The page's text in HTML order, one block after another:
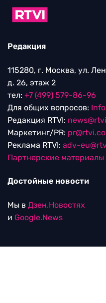
Редакция
115280, г. Москва, ул.
д. 26, этаж 2
тел: +7 (499) 579-86-96
Для общих вопросов:
Редакция RTVI:
Маркетинг/PR:
Реклама RTVI: adv-
Партнерские материалы
Достойные новости
Мы в Дзен.Новостях
и Google.News